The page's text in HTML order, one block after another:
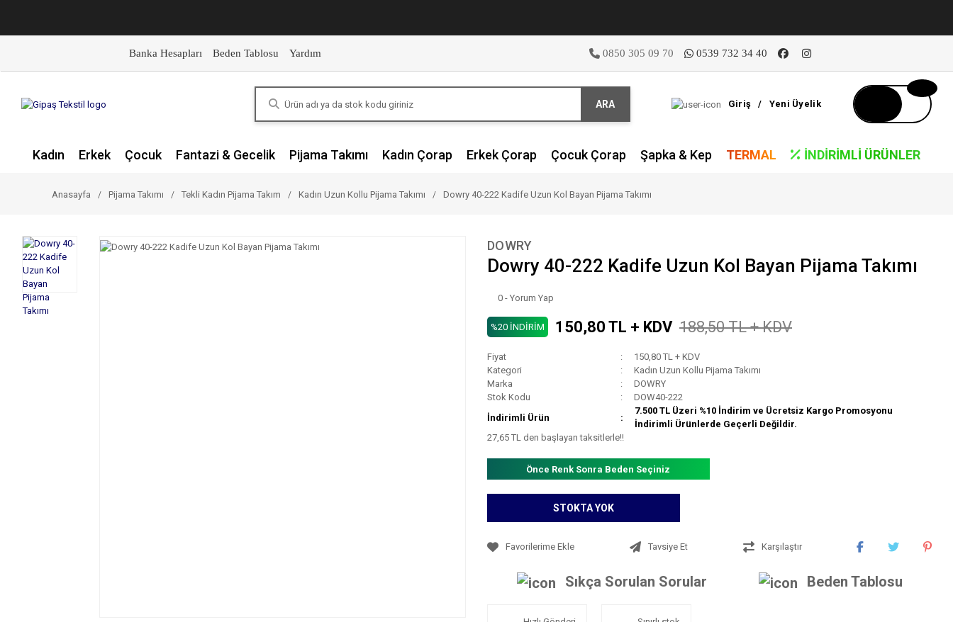
Banka Hesapları Beden Tablosu Yardım 0850 305 09 70 0539 732 34 40
ARA Giriş / Yeni Üyelik
Kadın Erkek Çocuk Fantazi & Gecelik Pijama Takımı Kadın Çorap Erkek Çorap Çocuk Çorap Şapka & Kep TERMAL İNDIRIMLI ÜRÜNLER
Anasayfa Pijama Takımı Tekli Kadın Pijama Takım Kadın Uzun Kollu Pijama Takımı Dowry 40-222 Kadife Uzun Kol Bayan Pijama Takımı
DOWRY
Dowry 40-222 Kadife Uzun Kol Bayan Pijama Takımı
0 - Yorum Yap
%20 İNDİRİM 150,80 TL + KDV 188,50 TL + KDV
Fiyat
150,80 TL + KDV
Kategori
Kadın Uzun Kollu Pijama Takımı
Marka
DOWRY
Stok Kodu
DOW40-222
İndirimli Ürün
7.500 TL Üzeri %10 İndirim ve Ücretsiz Kargo Promosyonu
İndirimli Ürünlerde Geçerli Değildir.
27,65 TL den başlayan taksitlerle!!
Önce Renk Sonra Beden Seçiniz
STOKTA YOK
Tavsiye Et Karşılaştır
Sıkça Sorulan Sorular Beden Tablosu